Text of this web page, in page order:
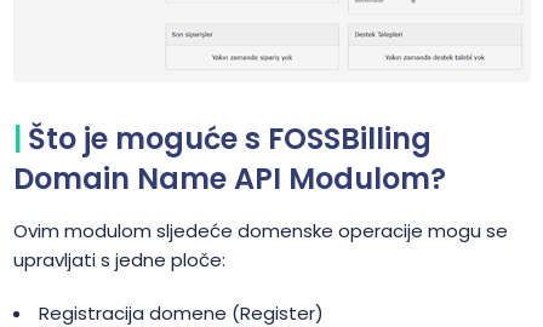
Što je moguće s FOSSBilling
Domain Name API Modulom?
Ovim modulom sljedeće domenske operacije mogu se
upravljati s jedne ploče:
Registracija domene (Register)